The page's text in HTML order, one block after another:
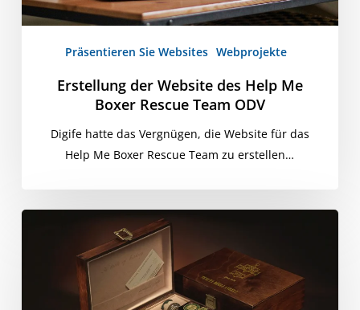
ODV
Präsentieren Sie Websites Webprojekte
Erstellung der Website des Help Me
Boxer Rescue Team ODV
Digife hatte das Vergnügen, die Website für das
Help Me Boxer Rescue Team zu erstellen…
Engel